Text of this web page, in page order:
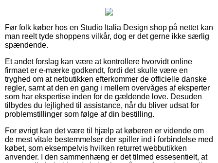
Før folk køber hos en Studio Italia Design shop på nettet kan
man reelt tyde shoppens vilkår, dog er det gerne ikke særlig
spændende.
Et andet forslag kan være at kontrollere hvorvidt online
firmaet er e-mærke godkendt, fordi det skulle være en
tryghed om at netbutikken efterkommer de officielle danske
regler, samt at den en gang i mellem overvåges af eksperter
som har ekspertise inden for de gældende love. Desuden
tilbydes du lejlighed til assistance, når du bliver udsat for
problemstillinger som følge af din bestilling.
For øvrigt kan det være til hjælp at køberen er vidende om
de mest vitale bestemmelser der spiller ind i forbindelse med
købet, som eksempelvis hvilken returret webbutikken
anvender. I den sammenhæng er det tilmed essesentielt, at